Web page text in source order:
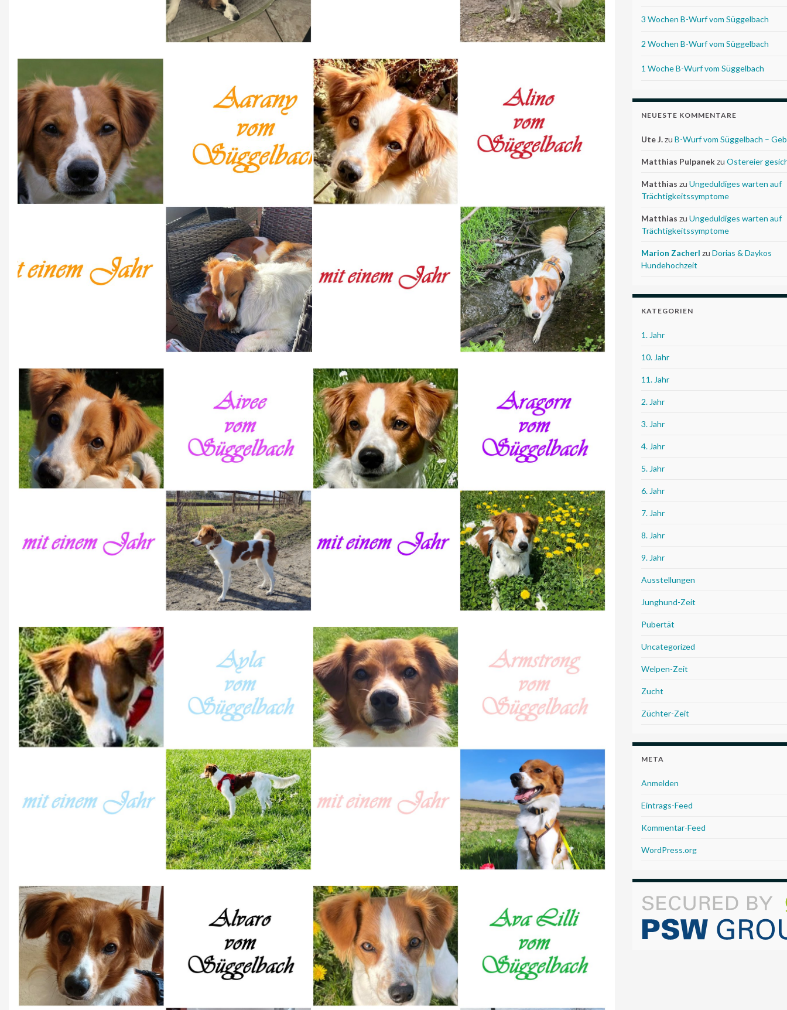
3 Wochen B-Wurf vom Süggelbach
2 Wochen B-Wurf vom Süggelbach
1 Woche B-Wurf vom Süggelbach
NEUESTE KOMMENTARE
Ute J.zu B-Wurf vom Süggelbach –
Matthias Pulpanekzu Ostereier
Matthias zu Ungeduldiges warten auf
Trächtigkeitssymptome
Matthias zu Ungeduldiges warten auf
Trächtigkeitssymptome
Marion Zacherl zu Dorias & Daykos
Hundehochzeit
KATEGORIEN
1. Jahr
10. Jahr
11. Jahr
2. Jahr
3. Jahr
4. Jahr
5. Jahr
6. Jahr
7. Jahr
8. Jahr
9. Jahr
Ausstellungen
Junghund-Zeit
Pubertät
Uncategorized
Welpen-Zeit
Zucht
Züchter-Zeit
META
Anmelden
Eintrags-Feed
Kommentar-Feed
WordPress.org